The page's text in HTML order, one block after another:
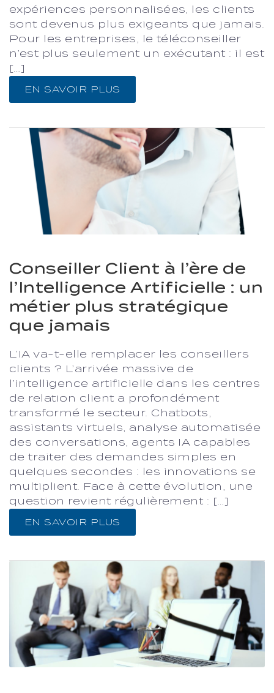
expériences personnalisées, les clients
sont devenus plus exigeants que jamais.
Pour les entreprises, le téléconseiller
n’est plus seulement un exécutant : il est
[…]
EN SAVOIR PLUS
Conseiller Client à l’ère de
l’Intelligence Artificielle : un
métier plus stratégique
que jamais
L’IA va-t-elle remplacer les conseillers
clients ? L’arrivée massive de
l’intelligence artificielle dans les centres
de relation client a profondément
transformé le secteur. Chatbots,
assistants virtuels, analyse automatisée
des conversations, agents IA capables
de traiter des demandes simples en
quelques secondes : les innovations se
multiplient. Face à cette évolution, une
question revient régulièrement : […]
EN SAVOIR PLUS